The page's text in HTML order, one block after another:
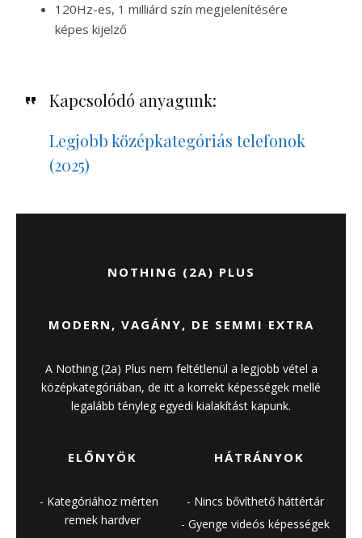
120Hz-es, 1 milliárd szín megjelenítésére
képes kijelző
Kapcsolódó anyagunk:
Legjobb középkategóriás telefonok
(2025)
NOTHING (2A) PLUS
MODERN, VAGÁNY, DE SEMMI EXTRA
A Nothing (2a) Plus nem feltétlenül a legjobb vétel a
középkategóriában, de itt a korrekt képességek mellé
legalább tényleg egyedi kialakítást kapunk.
ELŐNYÖK
Kategóriához mérten
remek hardver
HÁTRÁNYOK
Nincs bővíthető háttértár
Gyenge videós képességek